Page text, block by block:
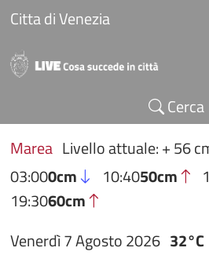
Salta al contenuto principale
Citta di Venezia
Cerca
Marea Livello attuale: + 56
03:000cm 10:4050cm
19:3060cm
Venerdì 7 Agosto 2026 32°C